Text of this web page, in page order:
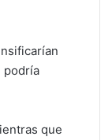
podría
que